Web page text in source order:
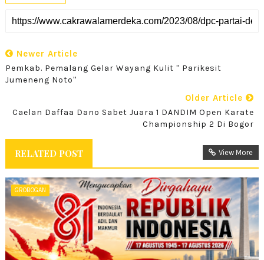
Newer Article
Pemkab. Pemalang Gelar Wayang Kulit '' Parikesit
Jumeneng Noto''
Older Article
Caelan Daffaa Dano Sabet Juara 1 DANDIM Open Karate
Championship 2 Di Bogor
RELATED POST View More
GROBOGAN